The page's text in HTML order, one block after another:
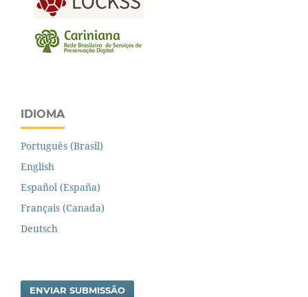
IDIOMA
Português (Brasil)
English
Español (España)
Français (Canada)
Deutsch
ENVIAR SUBMISSÃO